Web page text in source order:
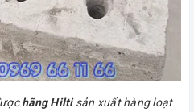
hãng Hiltisản xuất hàng loạt